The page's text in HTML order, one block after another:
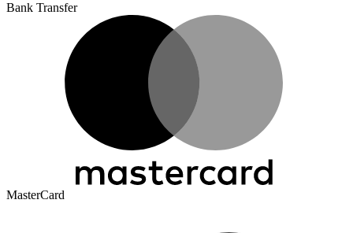
Bank Transfer
MasterCard